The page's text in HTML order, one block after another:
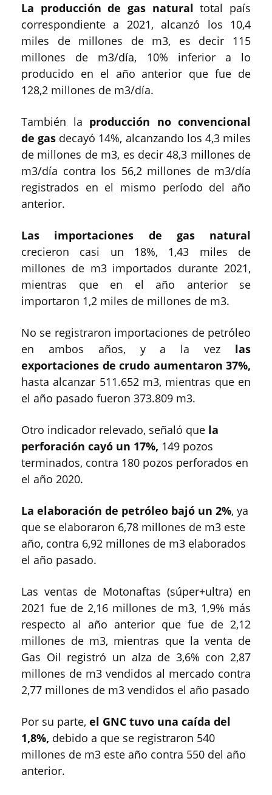
La producción de gas naturaltotal país
correspondiente a 2021, alcanzó los 10,4
miles de millones de m3, es decir 115
millones de m3/día, 10% inferior a lo
producido en el año anterior que fue de
128,2 millones de m3/día.
También la producción no convencional
de gas decayó 14%, alcanzando los 4,3 miles
de millones de m3, es decir 48,3 millones de
m3/día contra los 56,2 millones de m3/día
registrados en el mismo período del año
anterior.
Las importaciones de gas natural
crecieron casi un 18%, 1,43 miles de
millones de m3 importados durante 2021,
mientras que en el año anterior se
importaron 1,2 miles de millones de m3.
No se registraron importaciones de petróleo
en ambos años, y a la vez las
exportaciones de crudo aumentaron 37%,
hasta alcanzar 511.652 m3, mientras que en
el año pasado fueron 373.809 m3.
Otro indicador relevado, señaló que la
perforación cayó un 17%, 149 pozos
terminados, contra 180 pozos perforados en
el año 2020.
La elaboración de petróleo bajó un 2%, ya
que se elaboraron 6,78 millones de m3 este
año, contra 6,92 millones de m3 elaborados
el año pasado.
Las ventas de Motonaftas (súper+ultra) en
2021 fue de 2,16 millones de m3, 1,9% más
respecto al año anterior que fue de 2,12
millones de m3, mientras que la venta de
Gas Oil registró un alza de 3,6% con 2,87
millones de m3 vendidos al mercado contra
2,77 millones de m3 vendidos el año pasado
Por su parte, el GNC tuvo una caída del
1,8%, debido a que se registraron 540
millones de m3 este año contra 550 del año
anterior.